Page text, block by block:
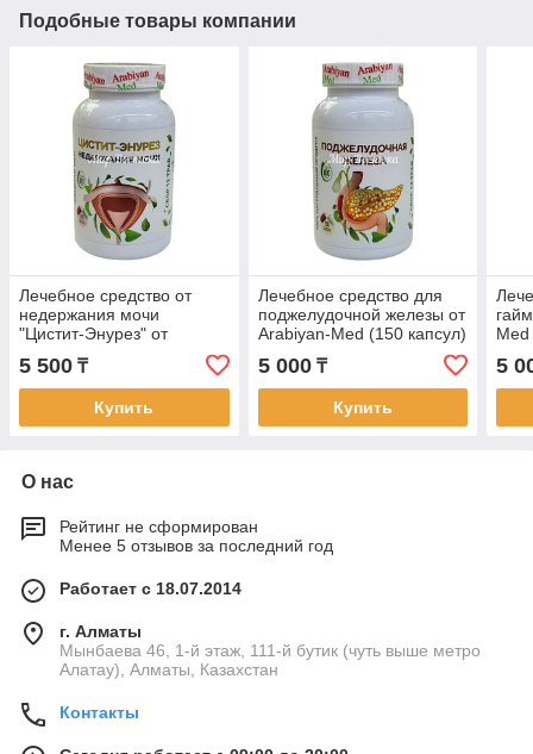
Подобные товары компании
Лечебное средство от
недержания мочи
"Цистит-Энурез" от
Arabiyan-Med (150 капсул)
5 500 ₸
Купить
Лечебное средство для
поджелудочной железы от
Arabiyan-Med (150 капсул)
5 000₸
Купить
Med
5
О нас
Рейтинг не сформирован
Менее 5 отзывов за последний год
Работает с 18.07.2014
г. Алматы
Мынбаева 46, 1-й этаж, 111-й бутик (чуть выше метро
Алатау), Алматы, Казахстан
Контакты